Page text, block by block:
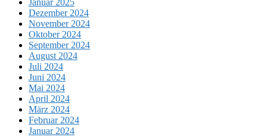
Dezember 2024
November 2024
Oktober 2024
September 2024
August 2024
Juli 2024
Juni 2024
Mai 2024
April 2024
März 2024
Februar 2024
Januar 2024